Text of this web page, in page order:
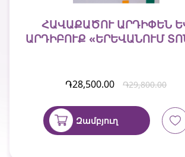
ՀԱՎԱՔԱԾՈՒ ԱՐԴԻՓԵՆ
ԱՐԴԻԲՈՒՔ «ԵՐԵՎԱՆՈՒՄ
֏28,500.00 ֏29,800.00
Զամբյուղ